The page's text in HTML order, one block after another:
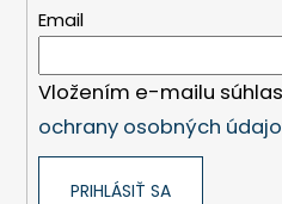
Email
Vložením e-mailu
ochrany osobných
PRIHLÁSIŤ SA